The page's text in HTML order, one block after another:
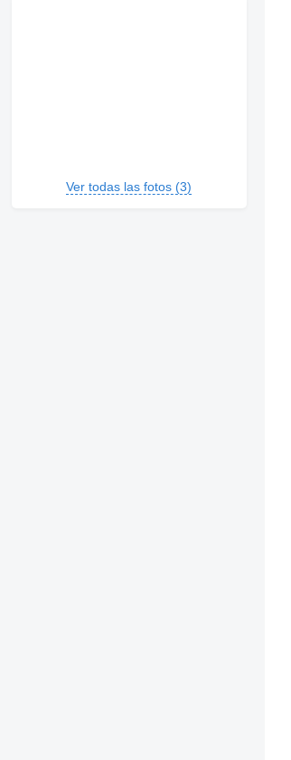
Ver todas las fotos (3)